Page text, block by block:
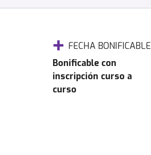
FECHA BONIFICABLE
Bonificable con
inscripción curso a
curso